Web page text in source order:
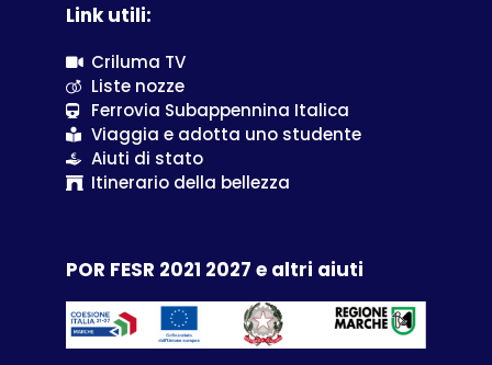
Link utili:
Criluma TV
Liste nozze
Ferrovia Subappennina Italica
Viaggia e adotta uno studente
Aiuti di stato
Itinerario della bellezza
POR FESR 2021 2027 e altri aiuti